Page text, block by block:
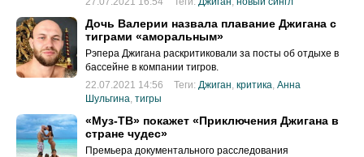
Дочь Валерии назвала плавание Джигана с
тиграми «аморальным»
Рэпера Джигана раскритиковали за посты об отдыхе в
бассейне в компании тигров.
22.07.2021 14:56
Теги: Джиган критика Анна
Шульгина тигры
«Муз-ТВ» покажет «Приключения Джигана в
стране чудес»
Премьера документального расследования